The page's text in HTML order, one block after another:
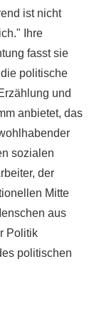
ist nicht
Ihre
fasst sie
politische
und
anbietet, das
sozialen
der
Mitte
aus
Politik
politischen